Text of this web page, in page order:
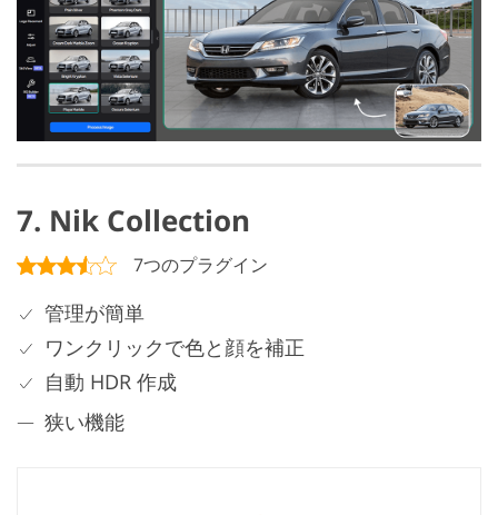
7. Nik Collection
7つのプラグイン
管理が簡単
ワンクリックで色と顔を補正
自動 HDR 作成
狭い機能